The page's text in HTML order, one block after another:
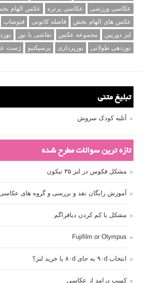
عکاسی ورزشی
عکاسی پرتره
عکس الهام
عکس های الهام بخش
فاصله کانونی فتوشاپ
لنز دوربین
مجموعه عکس نقاشی با نور
نوردهی طولانی
نورپردازی پرسپکتیو ژست
تبلیغ متنی
آتلیه کودک سروش
تازه ترین سوالات مطرح شده
مشکل فکوس در لنز ۳۵ نیکون
آموزش رایگان نقد و بررسی و گروه های عکاسی
مشکل با کم کردن دیافراگم
Fujifilm or Olympus
انتخاب ۹۰d به جای ۸۰d یا خرید لنز؟
کسب درامد از عکاسی